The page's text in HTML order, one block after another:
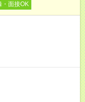
・面接OK